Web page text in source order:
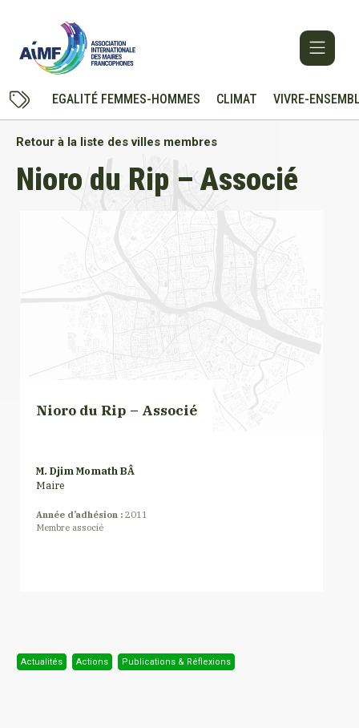
EGALITÉ FEMMES-HOMMES CLIMAT VIVRE-
Retour à la liste des villes membres
Nioro du Rip – Associé
Nioro du Rip – Associé
M. Djim Momath BÂ
Maire
Année d’adhésion : 2011
Membre associé
Actualités Actions Publications & Réflexions